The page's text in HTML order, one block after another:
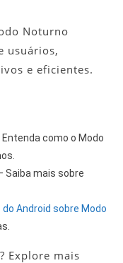
Noturno
usuários,
e eficientes.
como o Modo
Saiba mais sobre
Android sobre Modo
Explore mais